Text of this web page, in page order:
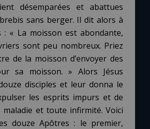
Lisieux
jour
du mois
les nœuds
désemparées et abattues
sans berger. Il dit alors à
: « La moisson est abondante,
sont peu nombreux. Priez
de la moisson d’envoyer des
sa moisson. » Alors Jésus
disciples et leur donna le
les esprits impurs et de
et toute infirmité. Voici
douze Apôtres : le premier,